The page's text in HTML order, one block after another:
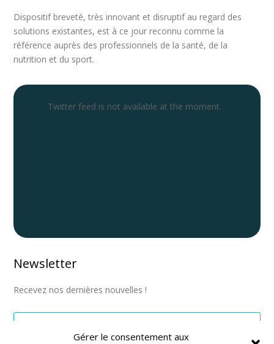
Gérer le consentement aux
Dispositif breveté, très innovant et disruptif au regard des
solutions existantes, est à ce jour reconnu comme la
référence auprès des professionnels de la santé, de la
nutrition et du sport.
Twitter feed is not available at the moment.
Newsletter
Recevez nos dernières nouvelles !